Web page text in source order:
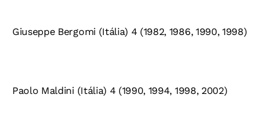
Giuseppe Bergomi (Itália) 4 (1982, 1986, 1990, 1998)
Paolo Maldini (Itália) 4 (1990, 1994, 1998, 2002)